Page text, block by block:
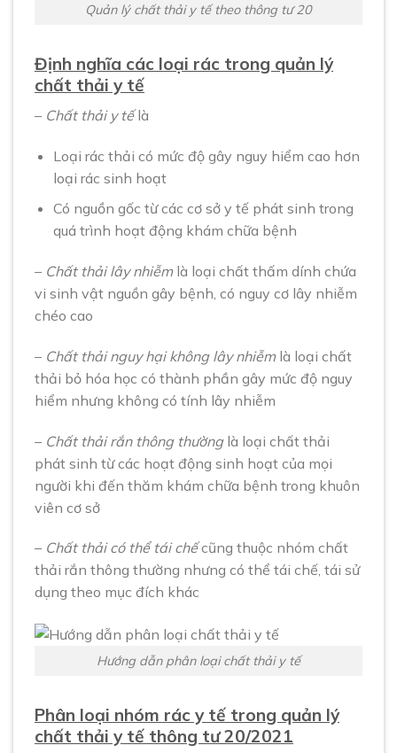
Quản lý chất thải y tế theo thông tư 20
Định nghĩa các loại rác trong quản lý
chất thải y tế
– Chất thải y tếlà
Loại rác thải có mức độ gây nguy hiểm cao hơn
loại rác sinh hoạt
Có nguồn gốc từ các cơ sở y tế phát sinh trong
quá trình hoạt động khám chữa bệnh
– Chất thải lây nhiễmlà loại chất thấm dính chứa
vi sinh vật nguồn gây bệnh, có nguy cơ lây nhiễm
chéo cao
– Chất thải nguy hại không lây nhiễmlà loại chất
thải bỏ hóa học có thành phần gây mức độ nguy
hiểm nhưng không có tính lây nhiễm
– Chất thải rắn thông thườnglà loại chất thải
phát sinh từ các hoạt động sinh hoạt của mọi
người khi đến thăm khám chữa bệnh trong khuôn
viên cơ sở
– Chất thải có thể tái chếcũng thuộc nhóm chất
thải rắn thông thường nhưng có thể tái chế, tái sử
dụng theo mục đích khác
Hướng dẫn phân loại chất thải y tế
Phân loại nhóm rác y tế trong quản lý
chất thải y tế thông tư 20/2021